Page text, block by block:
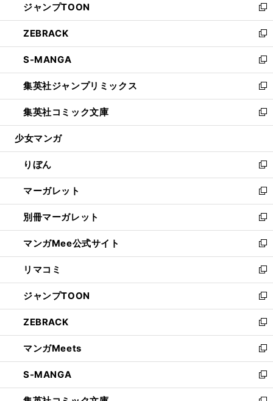
く
で
開
く
ド
ウ
で
開
く
ィ
ン
ド
ウ
で
開
く
い
ウ
ィ
ン
ド
ウ
で
開
く
ジャンプTOON
新
し
い
ウ
ィ
ン
ド
ウ
で
開
ZEBRACK
新
し
い
ウ
ィ
ン
ド
ウ
開
く
S-MANGA
新
し
い
ウ
ィ
ン
ウ
で
開
く
集英社ジャンプリミックス
新
し
い
ウ
ン
ド
ウ
で
開
く
集英社コミック文庫
新
し
ウ
ィ
ン
ド
ウ
で
開
く
少女マンガ
りぼん
新
し
い
ウ
ィ
ン
ド
ウ
で
開
く
マーガレット
新
し
い
ウ
ィ
ン
ド
ウ
で
開
く
別冊マーガレット
新
し
い
ウ
ィ
ン
ド
ウ
で
開
く
マンガMee公式サイト
新
し
い
ウ
ィ
ン
ド
ウ
で
開
く
リマコミ
新
し
い
ウ
ィ
ン
ド
ウ
で
開
ジャンプTOON
新
し
い
ウ
ィ
ン
ド
ウ
ZEBRACK
新
し
い
ウ
ィ
ン
マンガMeets
新
し
い
ウ
S-MANGA
新
し